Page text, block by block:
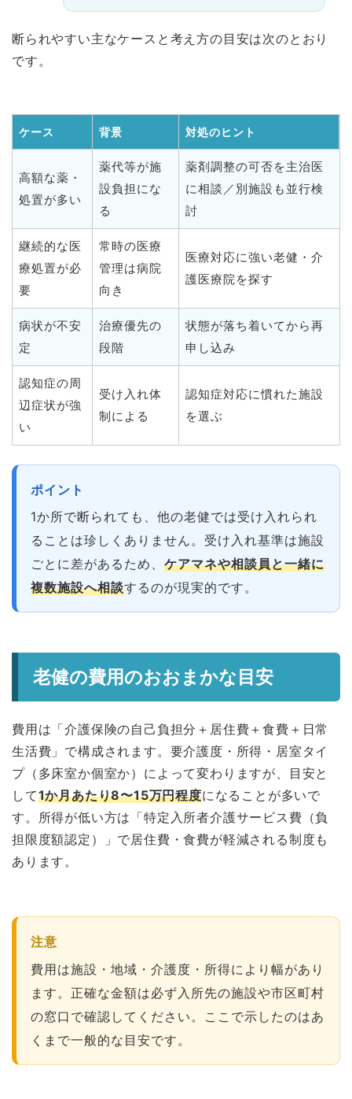
断られやすい主なケースと考え方の目安は次のとおり
です。
ケース 背景 対処のヒント
高額な薬・
処置が多い
薬代等が施
設負担にな
る
薬剤調整の可否を主治医
に相談／別施設も並行検
討
継続的な医
療処置が必
要
常時の医療
管理は病院
向き
医療対応に強い老健・介
護医療院を探す
病状が不安
定
治療優先の
段階
状態が落ち着いてから再
申し込み
認知症の周
辺症状が強
い
受け入れ体
制による
認知症対応に慣れた施設
を選ぶ
ポイント
1か所で断られても、他の老健では受け入れられ
ることは珍しくありません。受け入れ基準は施設
ごとに差があるため、 ケアマネや相談員と一緒に
複数施設へ相談するのが現実的です。
老健の費用のおおまかな目安
費用は「介護保険の自己負担分＋居住費＋食費＋日常
生活費」で構成されます。要介護度・所得・居室タイ
プ（多床室か個室か）によって変わりますが、目安と
して1か月あたり8〜15万円程度になることが多いで
す。所得が低い方は「特定入所者介護サービス費（負
担限度額認定）」で居住費・食費が軽減される制度も
あります。
注意
費用は施設・地域・介護度・所得により幅があり
ます。正確な金額は必ず入所先の施設や市区町村
の窓口で確認してください。ここで示したのはあ
くまで一般的な目安です。